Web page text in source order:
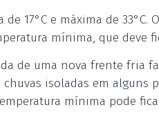
de 17°C e máxima de
mínima, que deve
de uma nova frente fria
isoladas em
mínima pode